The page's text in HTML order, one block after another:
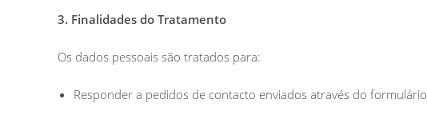
3. Finalidades do Tratamento
Os dados pessoais são tratados para:
Responder a pedidos de contacto enviados através do formulário